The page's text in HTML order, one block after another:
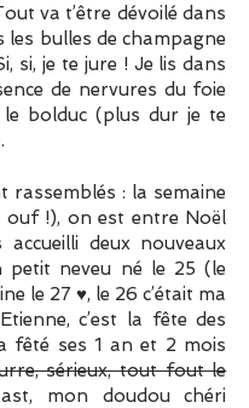
va t’être dévoilé dans
les bulles de champagne
si, je te jure ! Je lis dans
de nervures du foie
le bolduc (plus dur je te
rassemblés : la semaine
ouf !), on est entre Noël
deux nouveaux
petit neveu né le 25 (le
le 27 ♥, le 26 c’était ma
c’est la fête des
fêté ses 1 an et 2 mois
sérieux, tout fout le
mon doudou chéri